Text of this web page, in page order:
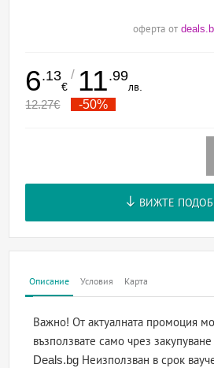
оферта от
6.13
€
/ 11.99
лв.
12.27€ -50%
ВИЖТЕ
Описание Условия Карта
Важно! От актуалната промоция
възползвате само чрез
Deals.bg Неизползван в срок